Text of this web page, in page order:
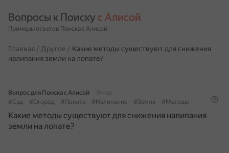
Вопросы к Поиску с Алисой
Примеры ответов Поиска с Алисой
Главная / Другое / Какие методы существуют для снижения
налипания земли на лопате?
Вопрос для Поиска с Алисой
9 мая
#Сад
#Огород #Лопата #Налипание #Земля #Методы
Какие методы существуют для снижения налипания
земли на лопате?